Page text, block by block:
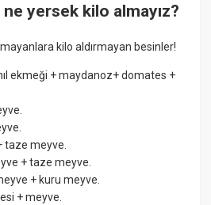
yersek kilo almayız?
kilo aldırmayan besinler!
ekmeği + maydanoz+ domates +
taze meyve.
+ taze meyve.
+ kuru meyve.
+ meyve.